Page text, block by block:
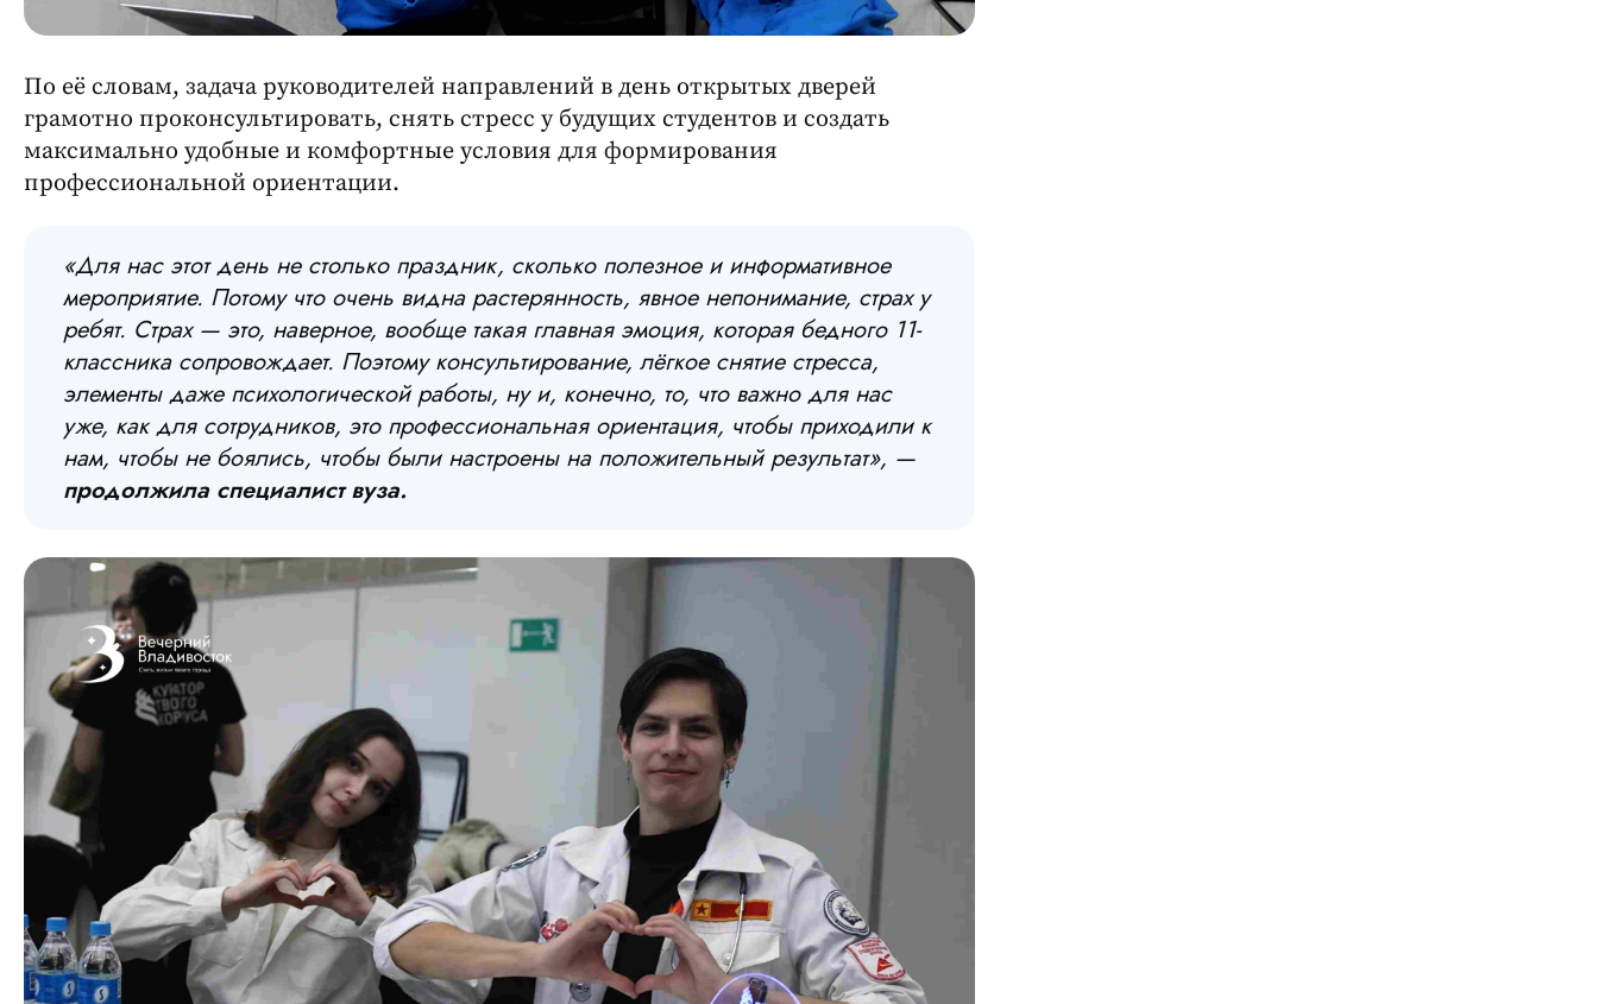
По её словам, задача руководителей направлений в день открытых дверей
грамотно проконсультировать, снять стресс у будущих студентов и создать
максимально удобные и комфортные условия для формирования
профессиональной ориентации.
«Для нас этот день не столько праздник, сколько полезное и информативное
мероприятие. Потому что очень видна растерянность, явное непонимание, страх у
ребят. Страх — это, наверное, вообще такая главная эмоция, которая бедного 11-
классника сопровождает. Поэтому консультирование, лёгкое снятие стресса,
элементы даже психологической работы, ну и, конечно, то, что важно для нас
уже, как для сотрудников, это профессиональная ориентация, чтобы приходили к
нам, чтобы не боялись, чтобы были настроены на положительный результат», —
продолжила специалист вуза.